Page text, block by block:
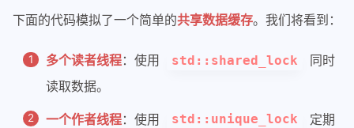
下面的代码模拟了一个简单的共享数据缓存。我们将看到：
多个读者线程：使用 std::shared_lock
同时
读取数据。
一个作者线程：使用 std::unique_lock
定期